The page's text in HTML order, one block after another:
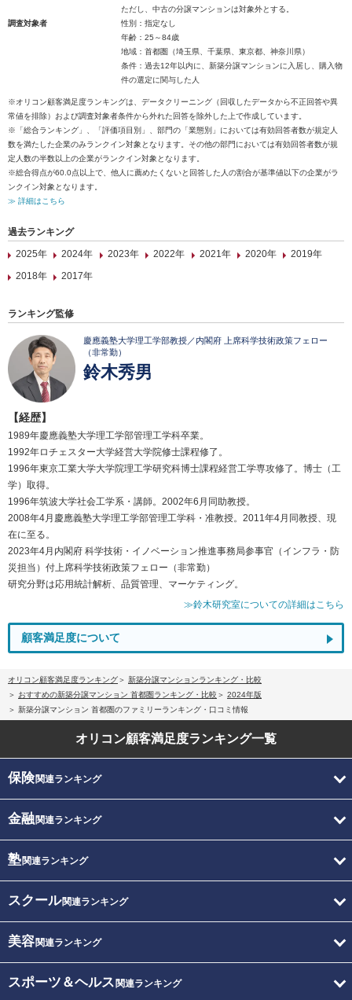
ただし、中古の分譲マンションは対象外とする。
調査対象者
性別：指定なし
年齢：25～84歳
地域：首都圏（埼玉県、千葉県、東京都、神奈川県）
条件：過去12年以内に、新築分譲マンションに入居し、購入物
件の選定に関与した人
※オリコン顧客満足度ランキングは、データクリーニング（回収したデータから不正回答や異
常値を排除）および調査対象者条件から外れた回答を除外した上で作成しています。
※「総合ランキング」、「評価項目別」、部門の「業態別」においては有効回答者数が規定人
数を満たした企業のみランクイン対象となります。その他の部門においては有効回答者数が規
定人数の半数以上の企業がランクイン対象となります。
※総合得点が60.0点以上で、他人に薦めたくないと回答した人の割合が基準値以下の企業がラ
ンクイン対象となります。
≫ 詳細はこちら
過去ランキング
2025年
2024年 2023年 2022年 2021年 2020年
2019年
2018年
2017年
ランキング監修
慶應義塾大学理工学部教授／内閣府 上席科学技術政策フェロー
（非常勤）
鈴木秀男
【経歴】
1989年慶應義塾大学理工学部管理工学科卒業。
1992年ロチェスター大学経営大学院修士課程修了。
1996年東京工業大学大学院理工学研究科博士課程経営工学専攻修了。博士（工
学）取得。
1996年筑波大学社会工学系・講師。2002年6月同助教授。
2008年4月慶應義塾大学理工学部管理工学科・准教授。2011年4月同教授、現
在に至る。
2023年4月内閣府 科学技術・イノベーション推進事務局参事官（インフラ・防
災担当）付上席科学技術政策フェロー（非常勤）
研究分野は応用統計解析、品質管理、マーケティング。
≫鈴木研究室についての詳細はこちら
顧客満足度について
オリコン顧客満足度ランキング
新築分譲マンションランキング・比較
おすすめの新築分譲マンション 首都圏ランキング・比較
2024年版
新築分譲マンション 首都圏のファミリーランキング・口コミ情報
オリコン顧客満足度ランキング一覧
保険関連ランキング
金融関連ランキング
塾関連ランキング
スクール関連ランキング
美容関連ランキング
スポーツ＆ヘルス 関連ランキング